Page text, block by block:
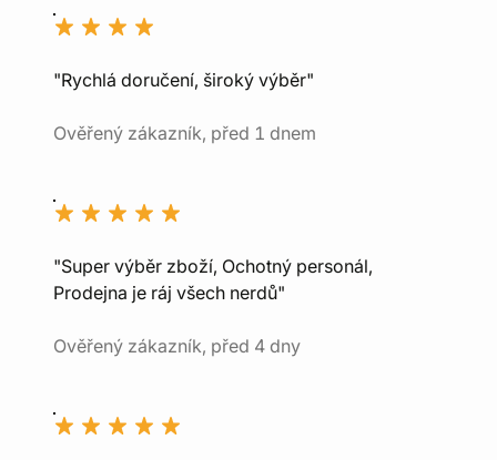
"Rychlá doručení, široký výběr"
Ověřený zákazník, před 1 dnem
"Super výběr zboží, Ochotný personál,
Prodejna je ráj všech nerdů"
Ověřený zákazník, před 4 dny